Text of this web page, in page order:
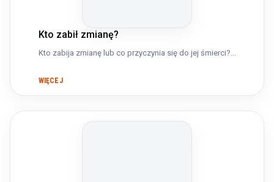
Kto zabił zmianę?
Kto zabija zmianę lub co przyczynia się do jej śmierci?...
WIĘCEJ